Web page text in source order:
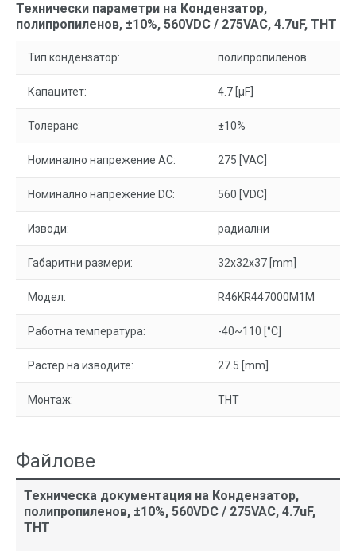
Технически параметри на Кондензатор,
полипропиленов, ±10%, 560VDC / 275VAC, 4.7uF, THT
Тип кондензатор: полипропиленов
Капацитет: 4.7 [µF]
Толеранс: ±10%
Номинално напрежение AC: 275 [VAC]
Номинално напрежение DC: 560 [VDC]
Изводи: радиални
Габаритни размери: 32x32x37 [mm]
Модел: R46KR447000M1M
Работна температура: -40~110 [°C]
Растер на изводите: 27.5 [mm]
Монтаж: THT
Файлове
Техническа документация на Кондензатор,
полипропиленов, ±10%, 560VDC / 275VAC, 4.7uF,
THT